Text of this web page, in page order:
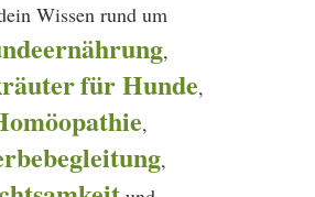
Wissen rund um
,
für Hunde,
,
,